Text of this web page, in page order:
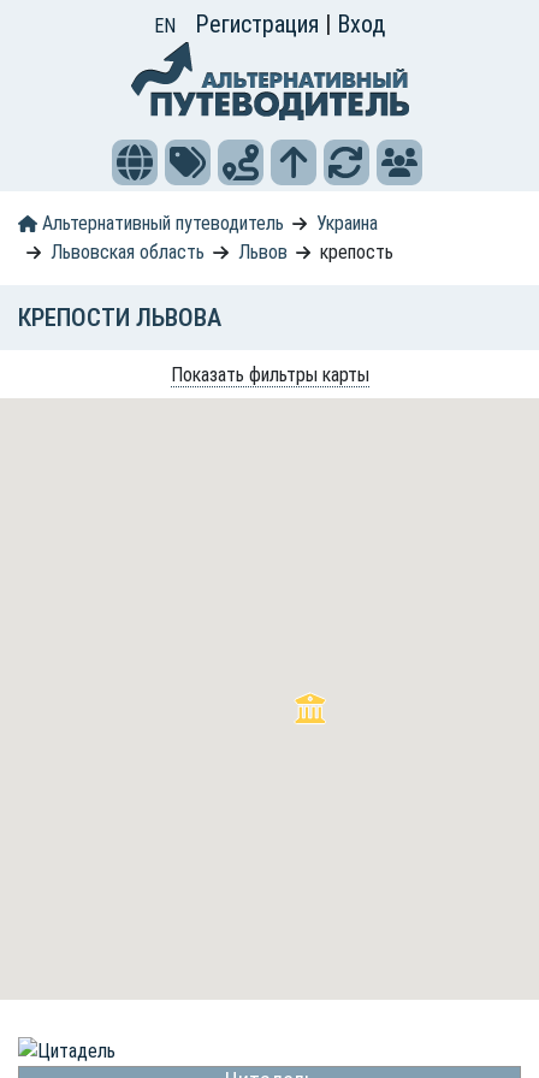
EN Регистрация | Вход
Альтернативный путеводитель
Украина
Львовская область
Львов крепость
КРЕПОСТИ ЛЬВОВА
Показать фильтры карты